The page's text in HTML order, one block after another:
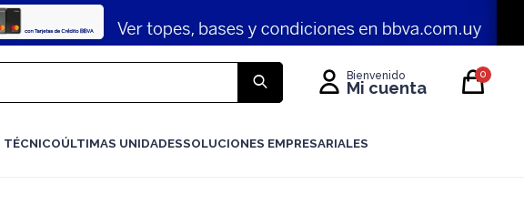
TÉCNICOÚLTIMAS UNIDADESSOLUCIONES EMPRESARIALES
0